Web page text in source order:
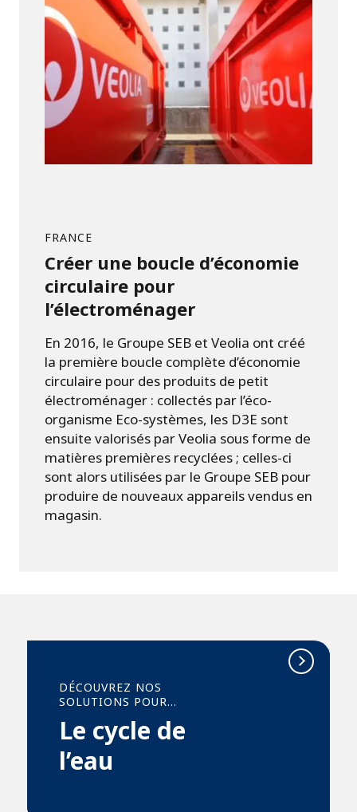
FRANCE
Créer une boucle d’économie
circulaire pour
l’électroménager
En 2016, le Groupe SEB et Veolia ont créé
la première boucle complète d’économie
circulaire pour des produits de petit
électroménager : collectés par l’éco-
organisme Eco-systèmes, les D3E sont
ensuite valorisés par Veolia sous forme de
matières premières recyclées ; celles-ci
sont alors utilisées par le Groupe SEB pour
produire de nouveaux appareils vendus en
magasin.
DÉCOUVREZ NOS
SOLUTIONS POUR…
Le cycle de
l’eau